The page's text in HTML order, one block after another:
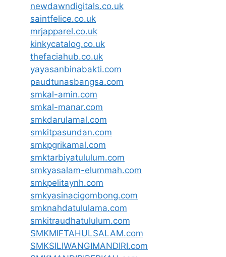
newdawndigitals.co.uk
saintfelice.co.uk
mrjapparel.co.uk
kinkycatalog.co.uk
thefaciahub.co.uk
yayasanbinabakti.com
paudtunasbangsa.com
smkal-amin.com
smkal-manar.com
smkdarulamal.com
smkitpasundan.com
smkpgrikamal.com
smktarbiyatululum.com
smkyasalam-elummah.com
smkpelitaynh.com
smkyasinacigombong.com
smknahdatululama.com
smkitraudhatululum.com
SMKMIFTAHULSALAM.com
SMKSILIWANGIMANDIRI.com